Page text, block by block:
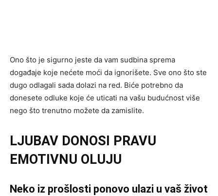
Ono što je sigurno jeste da vam sudbina sprema
događaje koje nećete moći da ignorišete. Sve ono što ste
dugo odlagali sada dolazi na red. Biće potrebno da
donesete odluke koje će uticati na vašu budućnost više
nego što trenutno možete da zamislite.
LJUBAV DONOSI PRAVU
EMOTIVNU OLUJU
Neko iz prošlosti ponovo ulazi u vaš život